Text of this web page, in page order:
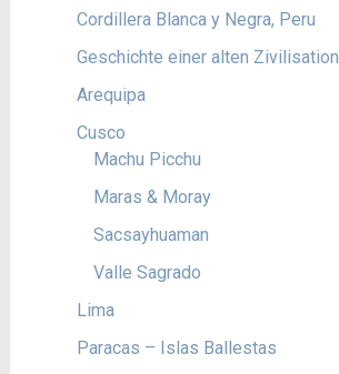
Cordillera Blanca y Negra, Peru
Geschichte einer alten Zivilisation
Arequipa
Cusco
Machu Picchu
Maras & Moray
Sacsayhuaman
Valle Sagrado
Lima
Paracas – Islas Ballestas